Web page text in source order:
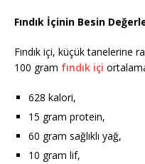
Fındık İçinin Besin
Fındık içi, küçük tanelerine
100 gram fındık içi
628 kalori,
15 gram protein,
60 gram sağlıklı yağ,
10 gram lif,